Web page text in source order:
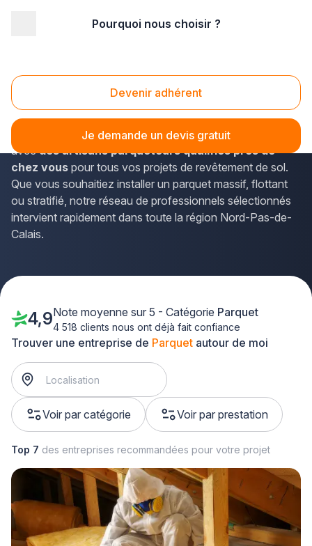
Pourquoi nous choisir ?
Devenir adhérent
Je demande un devis gratuit
Parquet Pas-de-Calais (62)
Vous envisagez la pose d'un parquet dans le Pas-de-
Calais ? La solution Plus que pro vous met en relation
avecdes artisans parqueteurs qualifiés près de
chez vous pour tous vos projets de revêtement de sol.
Que vous souhaitiez installer un parquet massif, flottant
ou stratifié, notre réseau de professionnels sélectionnés
intervient rapidement dans toute la région Nord-Pas-de-
Calais.
Trouver une entreprise de Parquet autour de moi
Voir par catégorie Voir par prestation
4,9Note moyenne sur 5 - Catégorie Parquet
4 518 clients nous ont déjà fait confiance
Top 7 des entreprises recommandées pour votre projet